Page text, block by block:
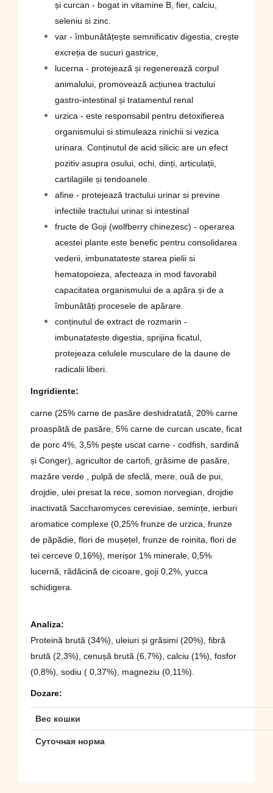
și curcan - bogat in vitamine B, fier, calciu,
seleniu si zinc.
var - îmbunătățește semnificativ digestia, crește
excreția de sucuri gastrice,
lucerna - protejează și regenerează corpul
animalului, promovează acțiunea tractului
gastro-intestinal și tratamentul renal
urzica - este responsabil pentru detoxifierea
organismului si stimuleaza rinichii si vezica
urinara. Conținutul de acid silicic are un efect
pozitiv asupra osului, ochi, dinți, articulații,
cartilagiile și tendoanele.
afine - protejează tractului urinar si previne
infectiile tractului urinar si intestinal
fructe de Goji (wolfberry chinezesc) - operarea
acestei plante este benefic pentru consolidarea
vederii, imbunatateste starea pielii si
hematopoieza, afecteaza in mod favorabil
capacitatea organismului de a apăra și de a
îmbunătăți procesele de apărare.
conținutul de extract de rozmarin -
imbunatateste digestia, sprijina ficatul,
protejeaza celulele musculare de la daune de
radicalii liberi.
Ingridiente:
carne (25% carne de pasăre deshidratată, 20% carne
proaspătă de pasăre, 5% carne de curcan uscate, ficat
de porc 4%, 3,5% pește uscat carne - codfish, sardină
și Conger), agricultor de cartofi, grăsime de pasăre,
mazăre verde , pulpă de sfeclă, mere, ouă de pui,
drojdie, ulei presat la rece, somon norvegian, drojdie
inactivată Saccharomyces cerevisiae, semințe, ierburi
aromatice complexe (0,25% frunze de urzica, frunze
de păpădie, flori de mușețel, frunze de roinita, flori de
tei cerceve 0,16%), merișor 1% minerale, 0,5%
lucernă, rădăcină de cicoare, goji 0,2%, yucca
schidigera.
Analiza:
Proteină brută (34%), uleiuri și grăsimi (20%), fibră
brută (2,3%), cenușă brută (6,7%), calciu (1%), fosfor
(0,8%), sodiu ( 0,37%), magneziu (0,11%).
Dozare:
Вес кошки
Суточная норма